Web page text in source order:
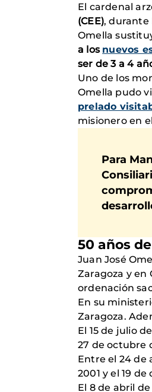
El cardenal
(CEE), durante
Omella
a los nuevos
ser de 3 a 4
Uno de los
Omella pudo
prelado
misionero en
Para
50 años
Juan José
Zaragoza y en
ordenación
En su
Zaragoza.
El 15 de julio
27 de octubre
Entre el 24 de
2001 y el 19
El 8 de abril